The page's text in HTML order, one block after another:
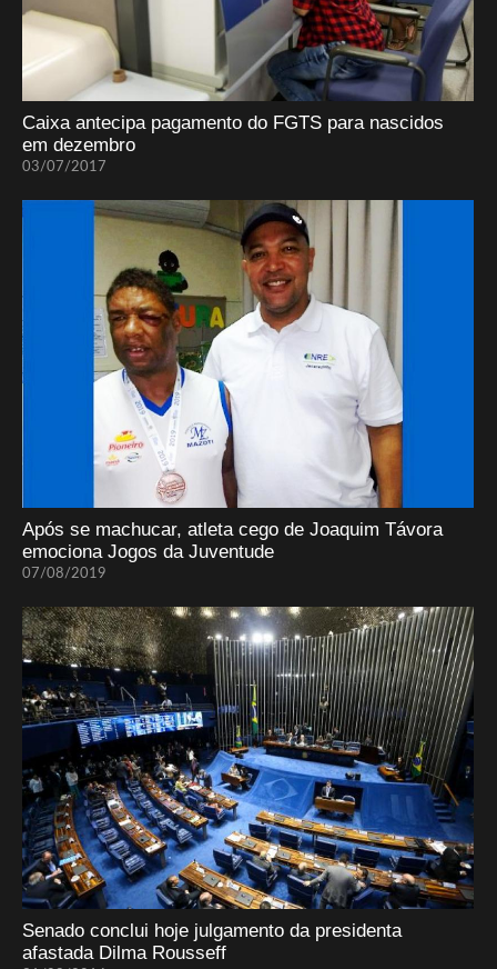
Caixa antecipa pagamento do FGTS para nascidos
em dezembro
03/07/2017
Após se machucar, atleta cego de Joaquim Távora
emociona Jogos da Juventude
07/08/2019
Senado conclui hoje julgamento da presidenta
afastada Dilma Rousseff